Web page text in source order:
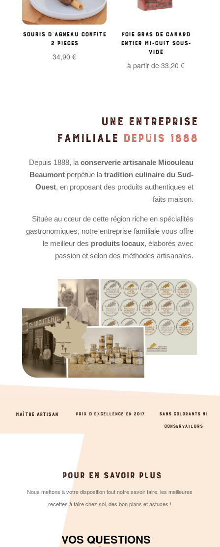
Souris d’agneau confite
2 pièces
34,90 €
Foie gras de Canard
entier mi-cuit sous-
vide
à partir de 33,20 €
UNE ENTREPRISE
FAMILIALE DEPUIS 1888
Depuis 1888, laconserverie artisanale Micouleau
Beaumont perpétue latradition culinaire du Sud-
Ouest, en proposant des produits authentiques et
faits maison.
Située au cœur de cette région riche en spécialités
gastronomiques, notre entreprise familiale vous offre
le meilleur des produits locaux, élaborés avec
passion et selon des méthodes artisanales.
MAÎTRE ARTISAN PRIX D’EXCELLENCE EN 2017 SANS COLORANTS NI
CONSERVATEURS
POUR EN SAVOIR PLUS
Nous mettons à votre disposition tout notre savoir faire, les meilleures
recettes à faire chez soi, des bon plans et astuces !
VOS QUESTIONS